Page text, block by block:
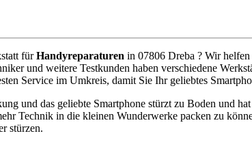
fürHandyreparaturen in 07806 Dreba ? Wir
und weitere Testkunden haben verschiedene
Service im Umkreis, damit Sie Ihr geliebtes
und das geliebte Smartphone stürzt zu Boden und
Technik in die kleinen Wunderwerke packen zu
stürzen.